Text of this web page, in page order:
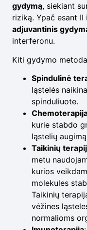
gydymą, siekiant
riziką. Ypač esant
adjuvantinis
interferonu.
Kiti gydymo
Spindulinė
ląstelės
spinduliuote.
kurie stabdo
ląstelių
Taikinių
metu
kurios
molekules
Taikinių
vėžines
normalioms